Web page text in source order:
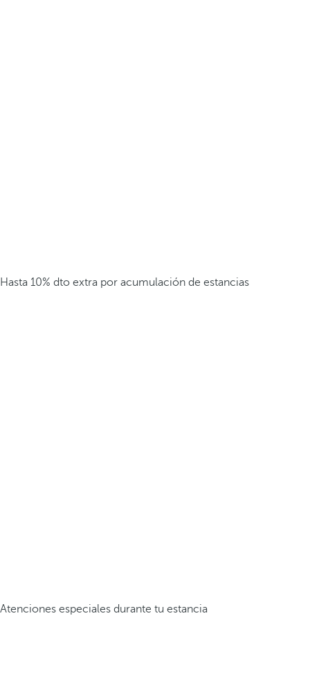
Hasta 10% dto extra por acumulación de estancias
Atenciones especiales durante tu estancia